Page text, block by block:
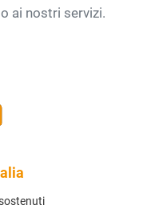
ai nostri servizi.